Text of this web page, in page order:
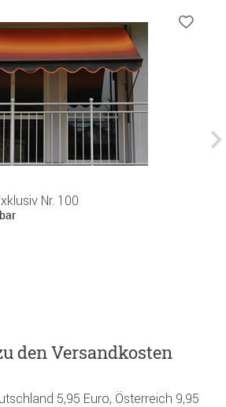
Nr. 100
den Versandkosten
5,95 Euro, Österreich 9,95